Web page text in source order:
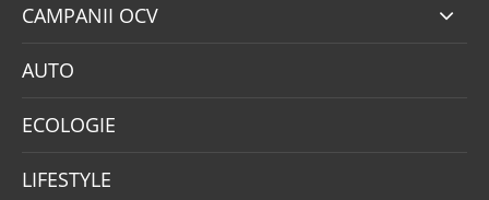
CAMPANII OCV
AUTO
ECOLOGIE
LIFESTYLE